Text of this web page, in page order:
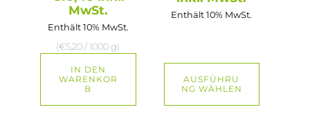
MwSt.
Enthält 10% MwSt.
(€5,20/ 1000 g)
IN DEN
WARENKOR
B
Enthält 10% MwSt.
AUSFÜHRU
NG WÄHLEN